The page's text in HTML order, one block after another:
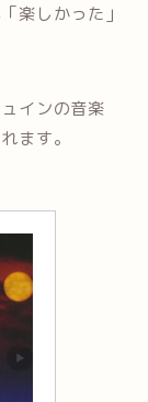
楽しかった」
インの音楽
ます。